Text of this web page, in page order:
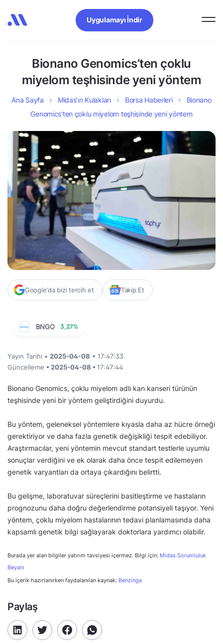
Uygulamayı İndir
Bionano Genomics’ten çoklu
miyelom teşhisinde yeni yöntem
Ana Sayfa Midas’ın Kulakları Borsa Haberleri
Bionano
Genomics’ten çoklu miyelom teşhisinde yeni yöntem
Google'da bizi tercih et Takip Et
BNGO 3,27%
Yayın Tarihi • 2025-04-08 • 17:47:33
Güncelleme • 2025-04-08 • 17:47:44
Bionano Genomics, çoklu miyelom adlı kan kanseri türünün
teşhisinde yeni bir yöntem geliştirdiğini duyurdu.
Bu yöntem, geleneksel yöntemlere kıyasla daha az hücre örneği
gerektiriyor ve daha fazla genetik değişikliği tespit edebiliyor.
Araştırmacılar, yeni yöntemin mevcut standart testlerle uyumlu
sonuçlar verdiğini ve ek olarak daha önce tespit edilemeyen
genetik varyantları da ortaya çıkardığını belirtti.
Bu gelişme, laboratuvar süreçlerini basitleştirme ve hastaların
prognozunu daha doğru değerlendirme potansiyeli taşıyor. Yeni
yöntem, çoklu miyelom hastalarının tedavi planlamasında daha
kapsamlı genetik bilgi sağlayarak doktorlara yardımcı olabilir.
Burada yer alan bilgiler yatırım tavsiyesi içermez. Bilgi için: Midas Sorumluluk
Beyanı
Bu içerik hazırlanırken faydalanılan kaynak: Benzinga
Paylaş